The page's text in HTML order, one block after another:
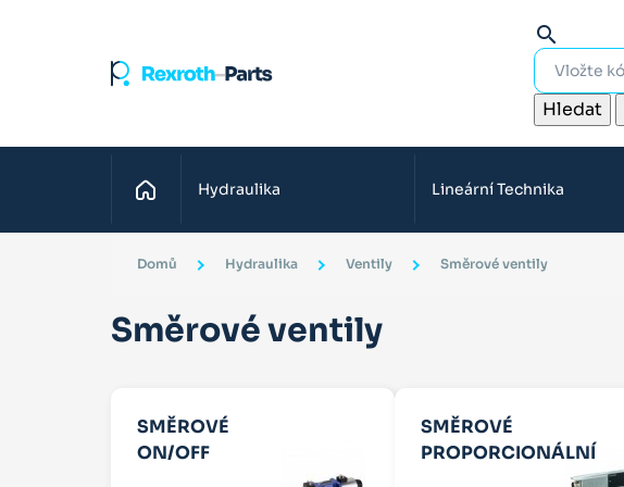
search
Hledat
Domů Hydraulika Lineární Technika
Domů Hydraulika Ventily Směrové ventily
Směrové ventily
SMĚROVÉ
ON/OFF
SMĚROVÉ
PROPORCIONÁLNÍ